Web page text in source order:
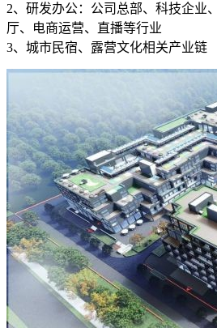
2、研发办公：公司总部、科技企业
厅、电商运营、直播等行业
3、城市民宿、露营文化相关产业链